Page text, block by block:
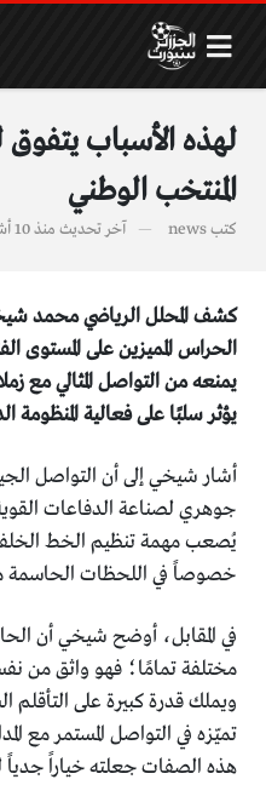
لهذه الأسباب
المنتخب الوطني
كتبnews آخر تحديث منذ 10 أشهر
كشف المحلل الرياضي محمد
الحراس المميزين على المستوى
يمنعه من التواصل المثالي مع
يؤثر سلبًا على فعالية المنظومة
أشار شيخي إلى أن التواصل
جوهري لصناعة الدفاعات
يُصعب مهمة تنظيم الخط
خصوصاً في اللحظات الحاسمة من
في المقابل، أوضح شيخي أن
مختلفة تمامًا؛ فهو واثق من
ويملك قدرة كبيرة على التأقلم
تميّزه في التواصل المستمر مع
هذه الصفات جعلته خياراً